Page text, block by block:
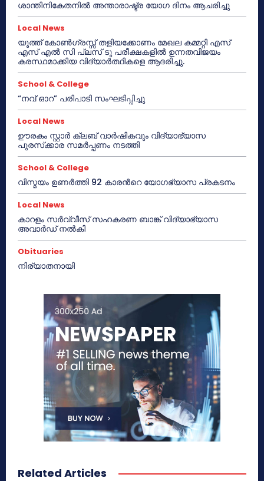
ശാന്തിനികേതനിൽ അന്താരാഷ്ട്ര യോഗ ദിനം ആചരിച്ചു
Local News
യൂത്ത് കോൺഗ്രസ്സ് തളിയക്കോണം മേഖല കമ്മറ്റി എസ്
എസ് എൽ സി പ്ലസ് ടു പരീക്ഷകളിൽ ഉന്നതവിജയം
കരസ്ഥമാക്കിയ വിദ്യാർത്ഥികളെ ആദരിച്ചു.
School & College
“നവ് ഓറ” പരിപാടി സംഘടിപ്പിച്ചു
Local News
ഊരകം സ്റ്റാർ ക്ലബ് വാർഷികവും വിദ്യാഭ്യാസ
പുരസ്‌ക്കാര സമർപ്പണം നടത്തി
School & College
വിസ്മയം ഉണർത്തി 92 കാരൻറെ യോഗഭ്യാസ പ്രകടനം
Local News
കാറളം സർവ്വീസ് സഹകരണ ബാങ്ക് വിദ്യാഭ്യാസ
അവാർഡ് നൽകി
Obituaries
നിര്യാതനായി
Related Articles